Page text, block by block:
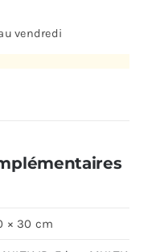
vendredi
× 30 cm